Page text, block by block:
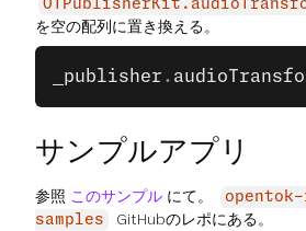
を空の配列に置き換える。
_publisher .
サンプルアプリ
参照 このサンプル にて。
samples
GitHubのレポにある。